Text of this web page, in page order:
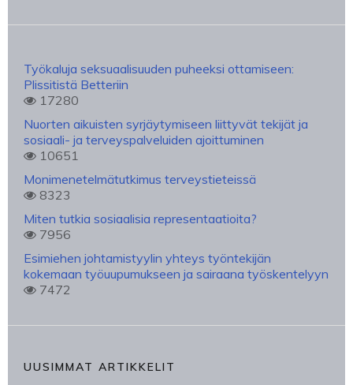
Työkaluja seksuaalisuuden puheeksi ottamiseen:
Plissitistä Betteriin
17280
Nuorten aikuisten syrjäytymiseen liittyvät tekijät ja
sosiaali- ja terveyspalveluiden ajoittuminen
10651
Monimenetelmätutkimus terveystieteissä
8323
Miten tutkia sosiaalisia representaatioita?
7956
Esimiehen johtamistyylin yhteys työntekijän
kokemaan työuupumukseen ja sairaana työskentelyyn
7472
UUSIMMAT ARTIKKELIT